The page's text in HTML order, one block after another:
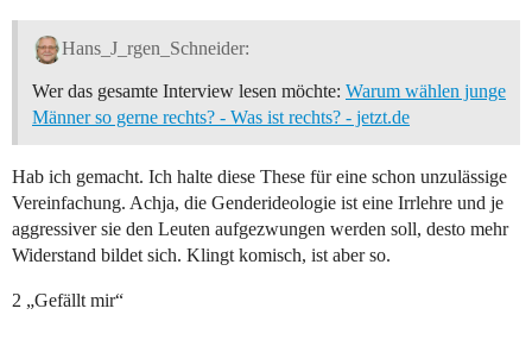
Hans_J_rgen_Schneider:
Wer das gesamte Interview lesen möchte: Warum wählen junge
Männer so gerne rechts? - Was ist rechts? - jetzt.de
Hab ich gemacht. Ich halte diese These für eine schon unzulässige
Vereinfachung. Achja, die Genderideologie ist eine Irrlehre und je
aggressiver sie den Leuten aufgezwungen werden soll, desto mehr
Widerstand bildet sich. Klingt komisch, ist aber so.
2 „Gefällt mir“